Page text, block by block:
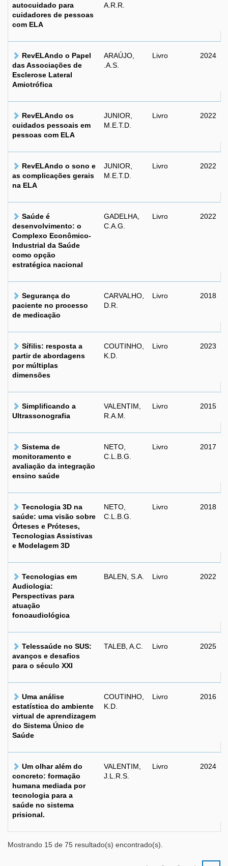
autocuidado para
cuidadores de pessoas
com ELA
A.R.R.
RevELAndo o Papel
das Associações de
Esclerose Lateral
Amiotrófica
ARAÚJO,
.A.S.
Livro 2024
RevELAndo os
cuidados pessoais em
pessoas com ELA
JUNIOR,
M.E.T.D.
Livro 2022
RevELAndo o sono e
as complicações gerais
na ELA
JUNIOR,
M.E.T.D.
Livro 2022
Saúde é
desenvolvimento: o
Complexo Econômico-
Industrial da Saúde
como opção
estratégica nacional
GADELHA,
C.A.G.
Livro 2022
Segurança do
paciente no processo
de medicação
CARVALHO,
D.R.
Livro 2018
Sífilis: resposta a
partir de abordagens
por múltiplas
dimensões
COUTINHO,
K.D.
Livro 2023
Simplificando a
Ultrassonografia
VALENTIM,
R.A.M.
Livro 2015
Sistema de
monitoramento e
avaliação da integração
ensino saúde
NETO,
C.L.B.G.
Livro 2017
Tecnologia 3D na
saúde: uma visão sobre
Órteses e Próteses,
Tecnologias Assistivas
e Modelagem 3D
NETO,
C.L.B.G.
Livro 2018
Tecnologias em
Audiologia:
Perspectivas para
atuação
fonoaudiológica
BALEN, S.A. Livro 2022
Telessaúde no SUS:
avanços e desafios
para o século XXI
TALEB, A.C. Livro 2025
Uma análise
estatística do ambiente
virtual de aprendizagem
do Sistema Único de
Saúde
COUTINHO,
K.D.
Livro 2016
Um olhar além do
concreto: formação
humana mediada por
tecnologia para a
saúde no sistema
prisional.
VALENTIM,
J.L.R.S.
Livro 2024
Mostrando 15 de 75 resultado(s) encontrado(s).